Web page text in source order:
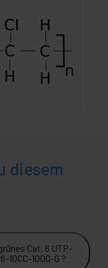
diesem
Cat. 6 UTP-
10CC-1000-G ?